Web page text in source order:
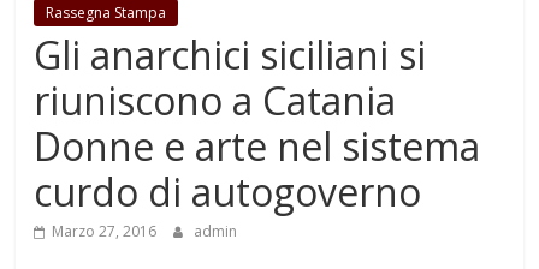
Rassegna Stampa
Gli anarchici siciliani si
riuniscono a Catania
Donne e arte nel sistema
curdo di autogoverno
Marzo 27, 2016 admin